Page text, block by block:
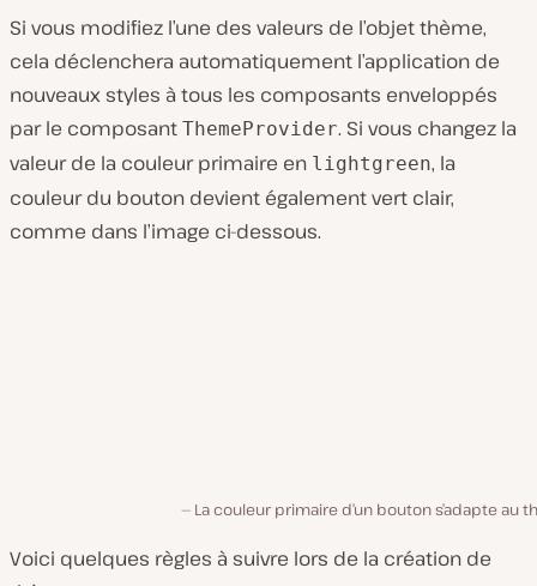
Si vous modifiez l’une des valeurs de l’objet thème,
cela déclenchera automatiquement l’application de
nouveaux styles à tous les composants enveloppés
par le composant ThemeProvider. Si vous changez la
valeur de la couleur primaire en lightgreen, la
couleur du bouton devient également vert clair,
comme dans l’image ci-dessous.
La couleur primaire d’un bouton s’adapte au
Voici quelques règles à suivre lors de la création de